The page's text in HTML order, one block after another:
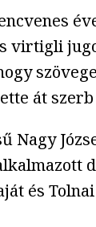
virtigli
át
Nagy
és